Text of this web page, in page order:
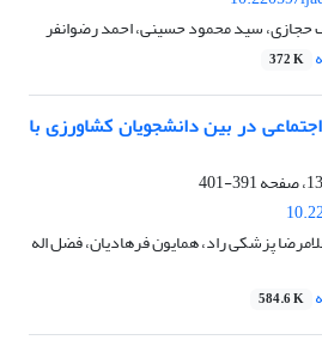
حجازی، سید محمود حسینی، احمد رضوانفر
372 K
در بین دانشجویان کشاورزی با
391-401
پزشکی راد، همایون فرهادیان، فضل اله
584.6 K